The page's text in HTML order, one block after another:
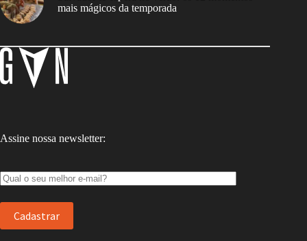
mais mágicos da temporada
Assine nossa newsletter: